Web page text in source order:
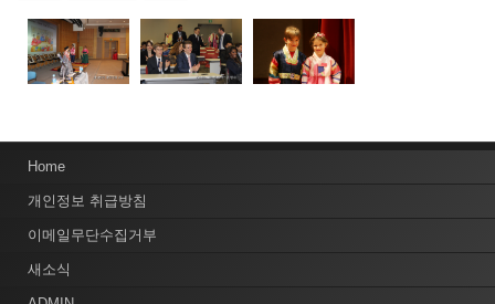
Home
개인정보 취급방침
이메일무단수집거부
새소식